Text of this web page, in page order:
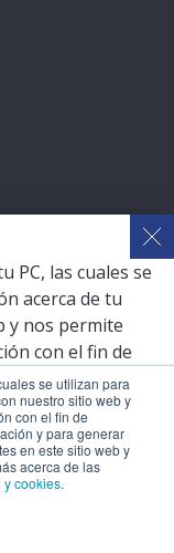
se utilizan para
nuestro sitio web y
con el fin de
y para generar
en este sitio web y
acerca de las
cookies.
San Pablo – RUC:
PC, las cuales se
acerca de tu
y nos permite
con el fin de
de navegación y
de nuestros
medios de
de las cookies,
y cookies